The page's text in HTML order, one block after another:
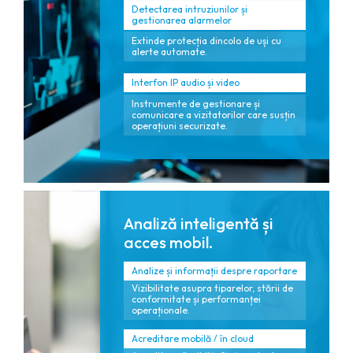
Detectarea intruziunilor și
gestionarea alarmelor
Extinde protecția dincolo de uși cu
alerte automate.
Interfon IP audio și video
Instrumente de gestionare și
comunicare a vizitatorilor care susțin
operațiuni securizate.
Analiză inteligentă și
acces mobil.
Analize și informații despre raportare
Vizibilitate asupra tiparelor, stării de
conformitate și performanței
operaționale.
Acreditare mobilă / în cloud